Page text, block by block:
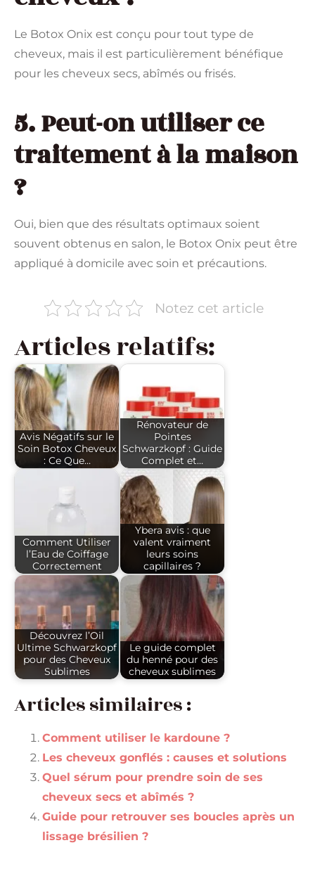
Le Botox Onix est conçu pour tout type de
cheveux, mais il est particulièrement bénéfique
pour les cheveux secs, abîmés ou frisés.
5. Peut-on utiliser ce
traitement à la maison
?
Oui, bien que des résultats optimaux soient
souvent obtenus en salon, le Botox Onix peut être
appliqué à domicile avec soin et précautions.
Notez cet article
Articles relatifs:
Avis Négatifs sur le
Soin Botox Cheveux
: Ce Que…
Rénovateur de
Pointes
Schwarzkopf : Guide
Complet et…
Comment Utiliser
l’Eau de Coiffage
Correctement
Ybera avis : que
valent vraiment
leurs soins
capillaires ?
Découvrez l’Oil
Ultime Schwarzkopf
pour des Cheveux
Sublimes
Le guide complet
du henné pour des
cheveux sublimes
Articles similaires :
Comment utiliser le kardoune ?
Les cheveux gonflés : causes et solutions
Quel sérum pour prendre soin de ses
cheveux secs et abîmés ?
Guide pour retrouver ses boucles après un
lissage brésilien ?